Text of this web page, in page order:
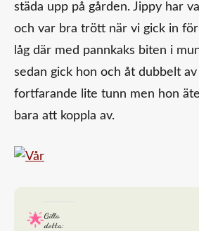
städa upp på gården. Jippy har
och var bra trött när vi gick in
låg där med pannkaks biten i
sedan gick hon och åt dubbelt
fortfarande lite tunn men hon
bara att koppla av.
Gilla
detta: